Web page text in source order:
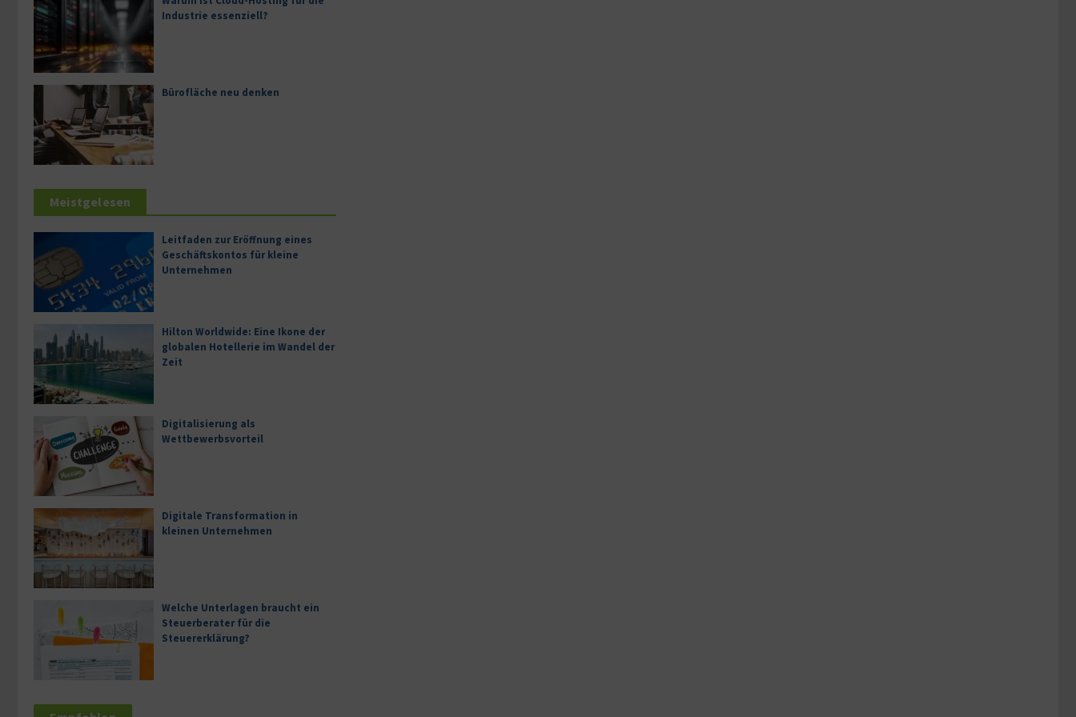
Industrie essenziell?
Bürofläche neu denken
Meistgelesen
Leitfaden zur Eröffnung eines
Geschäftskontos für kleine
Unternehmen
Hilton Worldwide: Eine Ikone der
globalen Hotellerie im Wandel der
Zeit
Digitalisierung als
Wettbewerbsvorteil
Digitale Transformation in
kleinen Unternehmen
Welche Unterlagen braucht ein
Steuerberater für die
Steuererklärung?